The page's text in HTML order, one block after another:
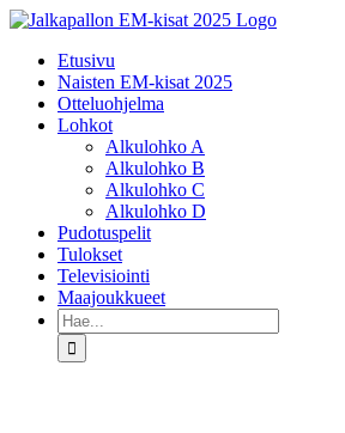
Skip
contentEtusivu
Naisten EM-kisat 2025
Otteluohjelma
Lohkot
Alkulohko A
Alkulohko B
Alkulohko C
Alkulohko D
Pudotuspelit
Tulokset
Televisiointi
Maajoukkueet
Etsi
...